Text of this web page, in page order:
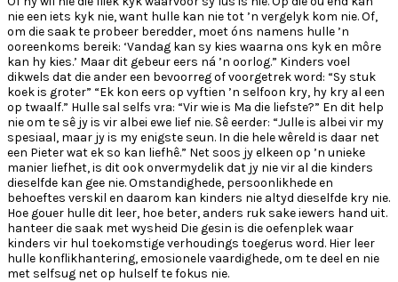
nie een iets kyk nie, want hulle kan nie tot ’n vergelyk kom nie. Of,
om die saak te probeer beredder, moet óns namens hulle ’n
ooreenkoms bereik: ‘Vandag kan sy kies waarna ons kyk en môre
kan hy kies.’ Maar dit gebeur eers ná ’n oorlog.” Kinders voel
dikwels dat die ander een bevoorreg of voorgetrek word: “Sy stuk
koek is groter” “Ek kon eers op vyftien ’n selfoon kry, hy kry al een
op twaalf.” Hulle sal selfs vra: “Vir wie is Ma die liefste?” En dit help
nie om te sê jy is vir albei ewe lief nie. Sê eerder: “Julle is albei vir my
spesiaal, maar jy is my enigste seun. In die hele wêreld is daar net
een Pieter wat ek so kan liefhê.” Net soos jy elkeen op ’n unieke
manier liefhet, is dit ook onvermydelik dat jy nie vir al die kinders
dieselfde kan gee nie. Omstandighede, persoonlikhede en
behoeftes verskil en daarom kan kinders nie altyd dieselfde kry nie.
Hoe gouer hulle dit leer, hoe beter, anders ruk sake iewers hand uit.
hanteer die saak met wysheid Die gesin is die oefenplek waar
kinders vir hul toekomstige verhoudings toegerus word. Hier leer
hulle konflikhantering, emosionele vaardighede, om te deel en nie
met selfsug net op hulself te fokus nie.